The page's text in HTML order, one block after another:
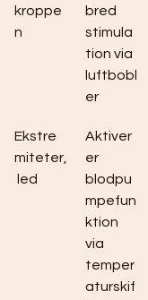
kroppe
n
bred
stimula
tion via
luftbobl
er
Ekstre
miteter,
led
Aktiver
er
blodpu
mpefun
ktion
via
temper
aturskif